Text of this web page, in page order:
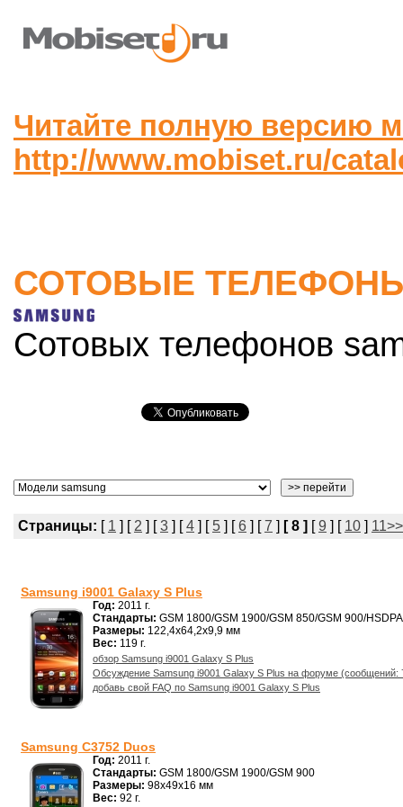
Читайте полную версию
http://www.mobiset.ru/
СОТОВЫЕ ТЕЛЕФОНЫ
Сотовых телефонов
Страницы: [ 1 ] [ 2 ] [3 ] [4 ] [ 5 ] [6 ] [7 ] [ 8 ] [9 ] [ 10 ] 11>>
Samsung i9001 Galaxy S Plus
Год: 2011 г.
Стандарты: GSM 1800/GSM 1900/GSM 850/GSM 900/HSDPA
Размеры: 122,4x64,2x9,9 мм
Вес: 119 г.
обзор Samsung i9001 Galaxy S Plus
Обсуждение Samsung i9001 Galaxy S Plus на форуме (сообщений:
добавь свой FAQ по Samsung i9001 Galaxy S Plus
Samsung C3752 Duos
Год: 2011 г.
Стандарты: GSM 1800/GSM 1900/GSM 900
Размеры: 98x49x16 мм
Вес: 92 г.